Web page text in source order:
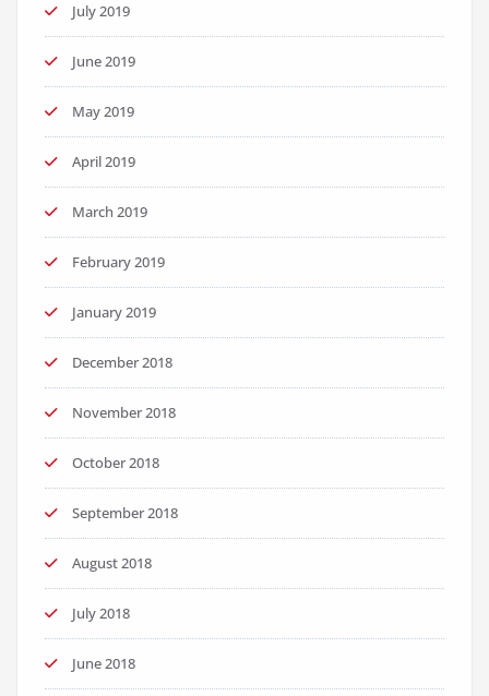
July 2019
June 2019
May 2019
April 2019
March 2019
February 2019
January 2019
December 2018
November 2018
October 2018
September 2018
August 2018
July 2018
June 2018